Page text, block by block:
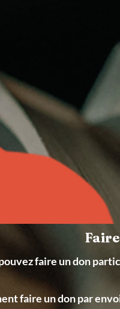
faire un don
faire un don par